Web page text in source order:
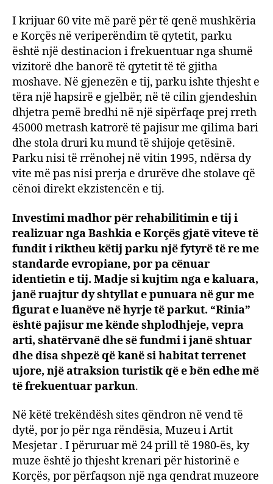
I krijuar 60 vite më parë për të qenë mushkëria
e Korçës në veriperëndim të qytetit, parku
është një destinacion i frekuentuar nga shumë
vizitorë dhe banorë të qytetit të të gjitha
moshave. Në gjenezën e tij, parku ishte thjesht e
tëra një hapsirë e gjelbër, në të cilin gjendeshin
dhjetra pemë bredhi në një sipërfaqe prej rreth
45000 metrash katrorë të pajisur me qilima bari
dhe stola druri ku mund të shijoje qetësinë.
Parku nisi të rrënohej në vitin 1995, ndërsa dy
vite më pas nisi prerja e drurëve dhe stolave që
cënoi direkt ekzistencën e tij.
Investimi madhor për rehabilitimin e tij i
realizuar nga Bashkia e Korçës gjatë viteve të
fundit i riktheu këtij parku një fytyrë të re me
standarde evropiane, por pa cënuar
identietin e tij. Madje si kujtim nga e kaluara,
janë ruajtur dy shtyllat e punuara në gur me
figurat e luanëve në hyrje të parkut. “Rinia”
është pajisur me kënde shplodhjeje, vepra
arti, shatërvanë dhe së fundmi i janë shtuar
dhe disa shpezë që kanë si habitat terrenet
ujore, një atraksion turistik që e bën edhe më
të frekuentuar parkun.
Në këtë trekëndësh sites qëndron në vend të
dytë, por jo për nga rëndësia, Muzeu i Artit
Mesjetar . I përuruar më 24 prill të 1980-ës, ky
muze është jo thjesht krenari për historinë e
Korçës, por përfaqson një nga qendrat muzeore